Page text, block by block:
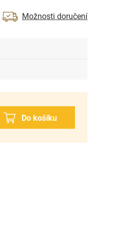
Možnosti doručení